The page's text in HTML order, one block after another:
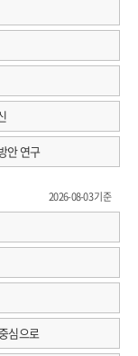
안 연구
2026-08-03 기준
심으로